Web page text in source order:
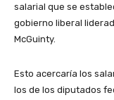
salarial que se
gobierno liberal
McGuinty.
Esto acercaría los
los de los diputados